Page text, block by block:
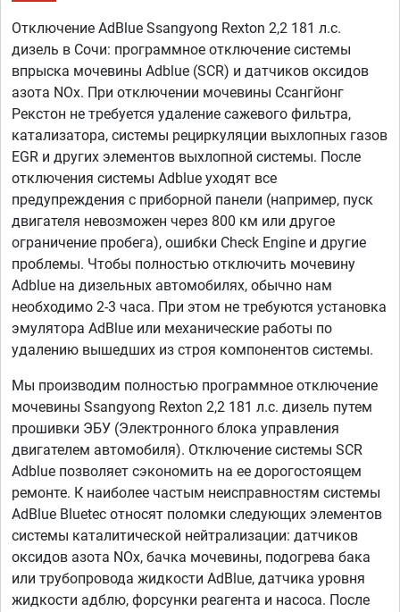
Отключение AdBlue Ssangyong Rexton 2,2 181 л.с.
дизель в Сочи: программное отключение системы
впрыска мочевины Adblue (SCR) и датчиков оксидов
азота NOx. При отключении мочевины Ссангйонг
Рекстон не требуется удаление сажевого фильтра,
катализатора, системы рециркуляции выхлопных газов
EGR и других элементов выхлопной системы. После
отключения системы Adblue уходят все
предупреждения с приборной панели (например, пуск
двигателя невозможен через 800 км или другое
ограничение пробега), ошибки Check Engine и другие
проблемы. Чтобы полностью отключить мочевину
Adblue на дизельных автомобилях, обычно нам
необходимо 2-3 часа. При этом не требуются установка
эмулятора AdBlue или механические работы по
удалению вышедших из строя компонентов системы.
Мы производим полностью программное отключение
мочевины Ssangyong Rexton 2,2 181 л.с. дизель путем
прошивки ЭБУ (Электронного блока управления
двигателем автомобиля). Отключение системы SCR
Adblue позволяет сэкономить на ее дорогостоящем
ремонте. К наиболее частым неисправностям системы
AdBlue Bluetec относят поломки следующих элементов
системы каталитической нейтрализации: датчиков
оксидов азота NOx, бачка мочевины, подогрева бака
или трубопровода жидкости AdBlue, датчика уровня
жидкости адблю, форсунки реагента и насоса. После